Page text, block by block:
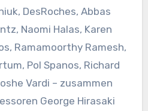
DesRoches, Abbas
Naomi Halas, Karen
Ramamoorthy Ramesh,
Pol Spanos, Richard
Vardi – zusammen
George Hirasaki